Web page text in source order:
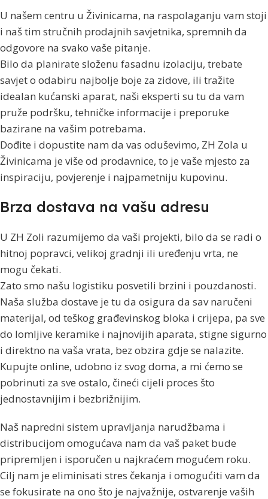
U našem centru u Živinicama, na raspolaganju vam stoji
i naš tim stručnih prodajnih savjetnika, spremnih da
odgovore na svako vaše pitanje.
Bilo da planirate složenu fasadnu izolaciju, trebate
savjet o odabiru najbolje boje za zidove, ili tražite
idealan kućanski aparat, naši eksperti su tu da vam
pruže podršku, tehničke informacije i preporuke
bazirane na vašim potrebama.
Dođite i dopustite nam da vas oduševimo, ZH Zola u
Živinicama je više od prodavnice, to je vaše mjesto za
inspiraciju, povjerenje i najpametniju kupovinu.
Brza dostava na vašu adresu
U ZH Zoli razumijemo da vaši projekti, bilo da se radi o
hitnoj popravci, velikoj gradnji ili uređenju vrta, ne
mogu čekati.
Zato smo našu logistiku posvetili brzini i pouzdanosti.
Naša služba dostave je tu da osigura da sav naručeni
materijal, od teškog građevinskog bloka i crijepa, pa sve
do lomljive keramike i najnovijih aparata, stigne sigurno
i direktno na vaša vrata, bez obzira gdje se nalazite.
Kupujte online, udobno iz svog doma, a mi ćemo se
pobrinuti za sve ostalo, čineći cijeli proces što
jednostavnijim i bezbrižnijim.
Naš napredni sistem upravljanja narudžbama i
distribucijom omogućava nam da vaš paket bude
pripremljen i isporučen u najkraćem mogućem roku.
Cilj nam je eliminisati stres čekanja i omogućiti vam da
se fokusirate na ono što je najvažnije, ostvarenje vaših